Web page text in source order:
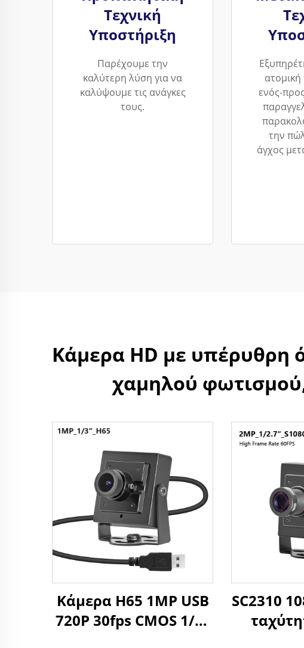
Τεχνική
Υποστήριξη
Παρέχουμε την
καλύτερη λύση για να
καλύψουμε τις ανάγκες
τους.
ενός-
την
άγχος
Κάμερα HD με υπέρυθρη
χαμηλού
Κάμερα H65 1MP USB
720P 30fps CMOS 1/3"
SC2310